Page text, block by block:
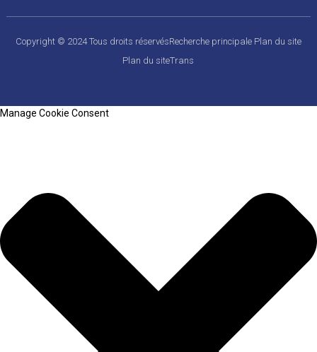
Copyright © 2024 Tous droits réservésRecherche principale Plan du site
Plan du siteTrans
Manage Cookie Consent